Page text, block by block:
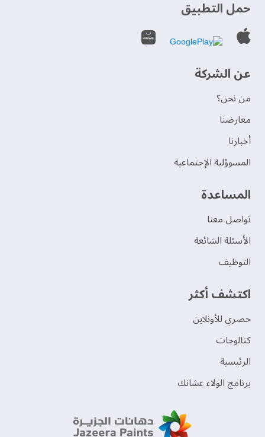
حمل التطبيق
عن الشركة
من نحن؟
‫معارضنا‬
‫أخبارنا‬
المسوؤلية الإجتماعية
‫المساعدة‬
تواصل معنا
الأسئلة الشائعة
التوظيف
اكتشف أكثر
حصري للأونلاين
‫كتالوجات‬
الرئيسية
برنامج الولاء عشانك